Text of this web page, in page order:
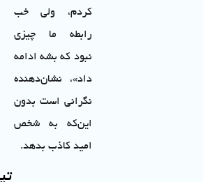
کردم، ولی خب
رابطه ما چیزی
نبود که بشه ادامه
داد»، نشان‌دهنده
نگرانی است بدون
این‌که به شخص
امید کاذب بدهد.